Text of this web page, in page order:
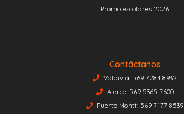
Promo escolares 2026
Contáctanos
Valdivia: 569 7284 8932
Alerce: 569 5365 7600
Puerto Montt: 569 7177 8539